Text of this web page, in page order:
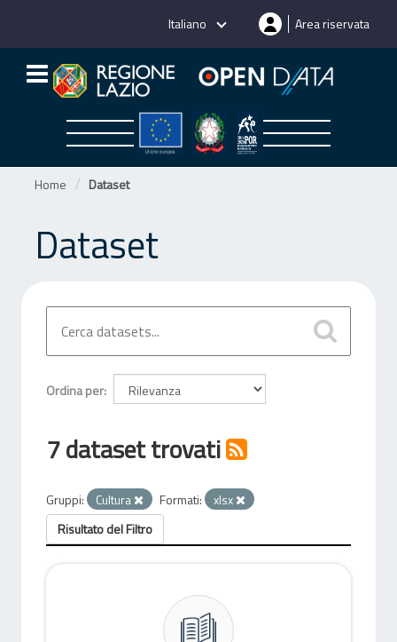
Italiano Area riservata
Home Dataset
Dataset
Ordina per
7 dataset trovati
Gruppi: Cultura Formati:
xlsx
Risultato del Filtro